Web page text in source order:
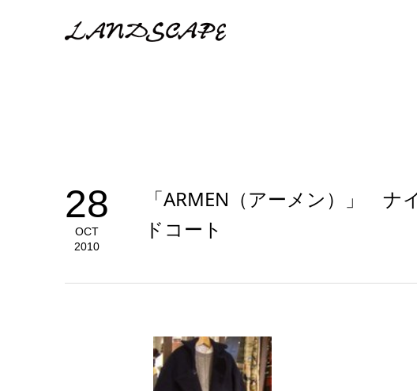
28
OCT
2010
「ARMEN（アーメン）」 ナ
ドコート